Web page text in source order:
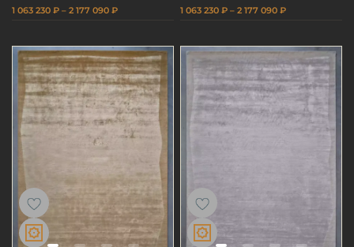
1 063 230 ₽ – 2 177 090 ₽ 1 063 230 ₽ – 2 177 090 ₽